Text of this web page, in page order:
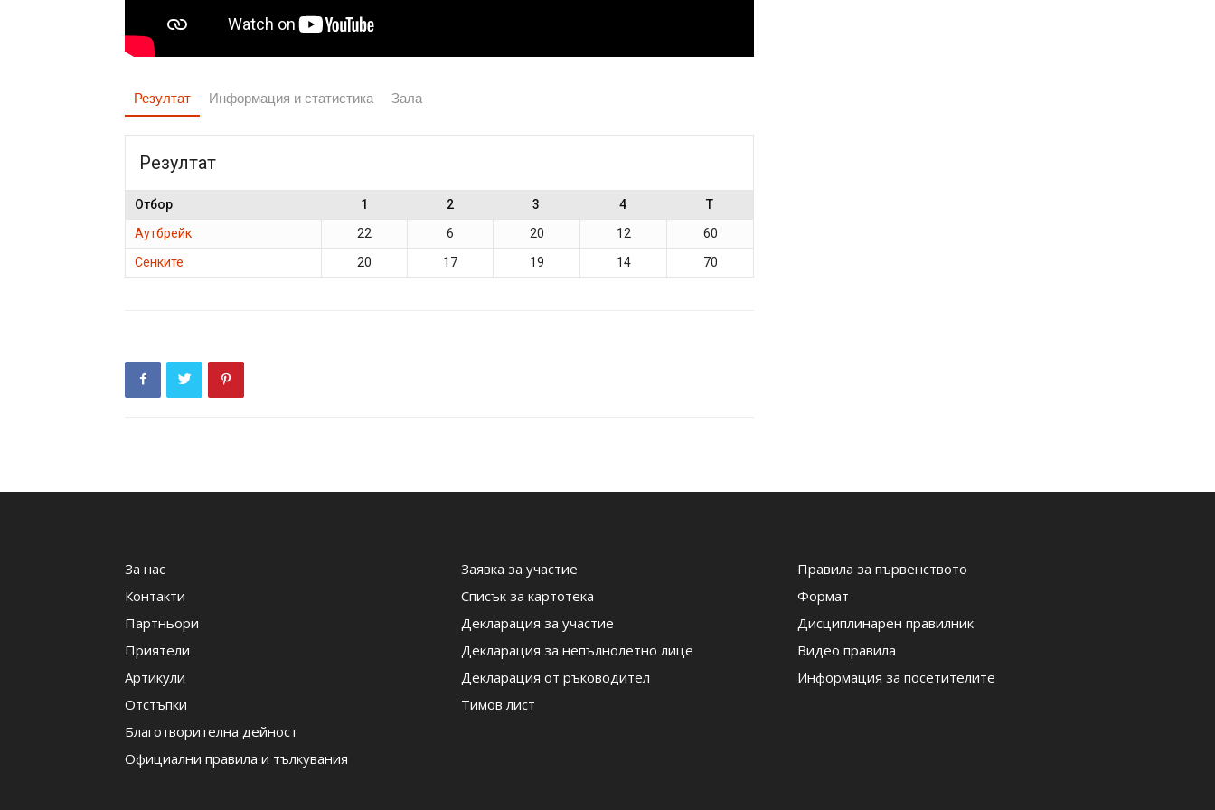
Резултат Информация и статистика Зала
Резултат
Отбор 1 2 3 4
T
Аутбрейк
22 6 20 12
60
Сенките
20 17 19 14 70
За нас
Контакти
Партньори
Приятели
Артикули
Отстъпки
Благотворителна дейност
Официални правила и тълкувания
Заявка за участие
Списък за картотека
Декларация за участие
Декларация за непълнолетно лице
Декларация от ръководител
Тимов лист
Правила за първенството
Формат
Дисциплинарен правилник
Видео правила
Информация за посетителите